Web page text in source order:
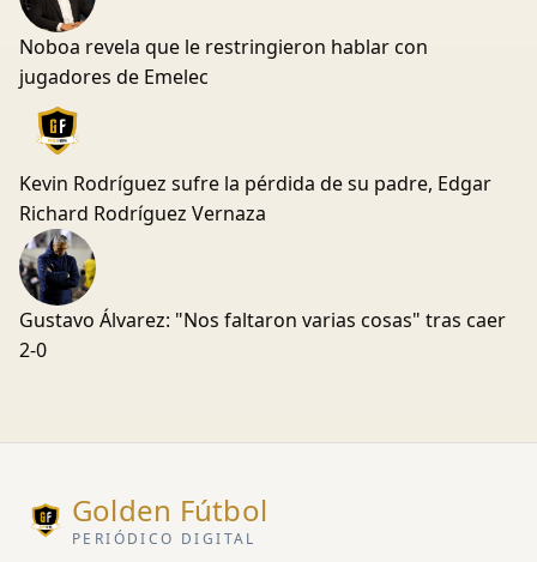
Noboa revela que le restringieron hablar con
jugadores de Emelec
Kevin Rodríguez sufre la pérdida de su padre, Edgar
Richard Rodríguez Vernaza
Gustavo Álvarez: "Nos faltaron varias cosas" tras caer
2-0
Golden Fútbol
PERIÓDICO DIGITAL